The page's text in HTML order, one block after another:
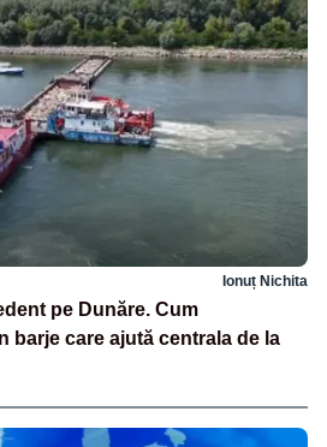
Ionuț Nichita
pe Dunăre. Cum
barje care ajută centrala de la